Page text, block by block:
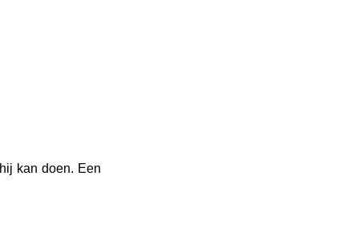
kan doen. Een